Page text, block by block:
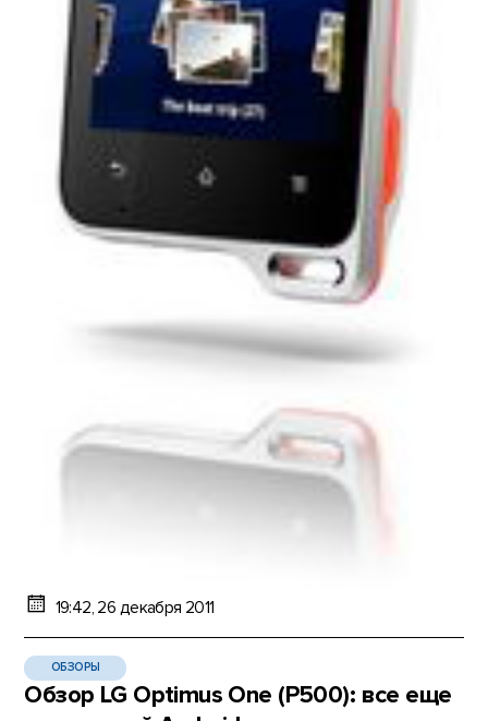
19:42, 26 декабря 2011
ОБЗОРЫ
Обзор LG Optimus One (P500): все еще